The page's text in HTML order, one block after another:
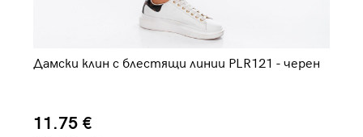
Дамски клин с блестящи линии PLR121 - черен
11.75 €